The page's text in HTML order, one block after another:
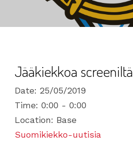
Jääkiekkoa screeniltä
Date: 25/05/2019
Time: 0:00 - 0:00
Location: Base
Suomikiekko-uutisia